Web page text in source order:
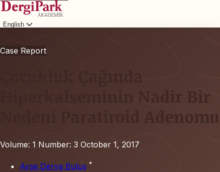
English
Case Report
Hiperkalseminin Nadir Bir
Nedeni Paratiroid Adenomu
Volume: 1 Number: 3 October 1, 2017
Ayşe Derya Buluş *